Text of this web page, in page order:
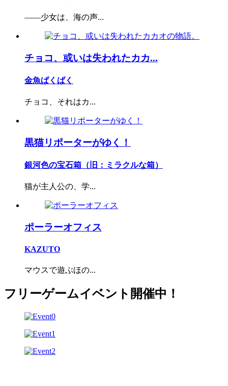
――少女は、海の声...
チョコ、或いは失われたカカ...
金魚ぱくぱく
チョコ、それはカ...
黒猫リポーターがゆく！
銀河色の宝石箱（旧：ミラクルな箱）
猫が主人公の、学...
ポーラーオフィス
KAZUTO
マウスで遊ぶほの...
フリーゲームイベント開催中！